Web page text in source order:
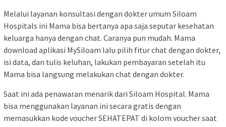
Melalui layanan konsultasi dengan dokter umum Siloam
Hospitals ini Mama bisa bertanya apa saja seputar kesehatan
keluarga hanya dengan chat. Caranya pun mudah. Mama
download aplikasi MySiloam lalu pilih fitur chat dengan dokter,
isi data, dan tulis keluhan, lakukan pembayaran setelah itu
Mama bisa langsung melakukan chat dengan dokter.
Saat ini ada penawaran menarik dari Siloam Hospital. Mama
bisa menggunakan layanan ini secara gratis dengan
memasukkan kode voucher SEHATEPAT di kolom voucher saat